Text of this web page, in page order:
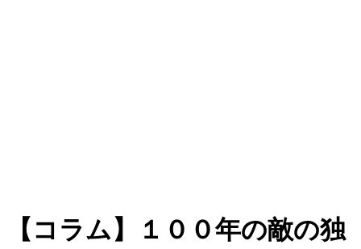
【コラム】１００年の敵の独